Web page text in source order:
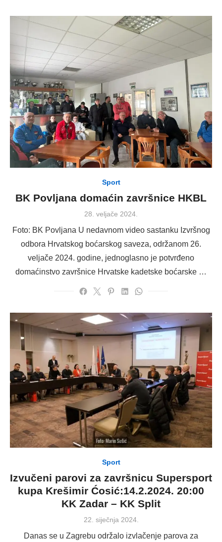
Sport
BK Povljana domaćin završnice HKBL
Posted
28. veljače 2024.
Foto: BK Povljana U nedavnom video sastanku Izvršnog
odbora Hrvatskog boćarskog saveza, održanom 26.
veljače 2024. godine, jednoglasno je potvrđeno
domaćinstvo završnice Hrvatske kadetske boćarske …
Sport
Izvučeni parovi za završnicu Supersport
kupa Krešimir Ćosić:14.2.2024. 20:00
KK Zadar – KK Split
Posted
22. siječnja 2024.
Danas se u Zagrebu održalo izvlačenje parova za